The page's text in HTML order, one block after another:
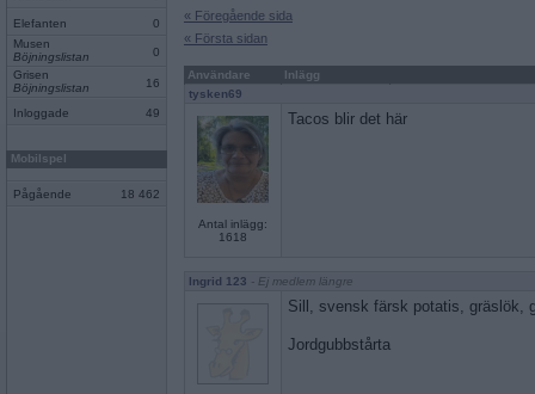
Elefanten
0
Musen
Böjningslistan
0
Grisen
Böjningslistan
16
Inloggade 49
Mobilspel
Pågående 18 462
« Föregående sida
« Första sidan
Användare
Inlägg
tysken69
Antal inlägg:
1618
Tacos blir det här
Ingrid 123 - Ej medlem längre
Sill, svensk färsk potatis, gräslök,
Jordgubbstårta